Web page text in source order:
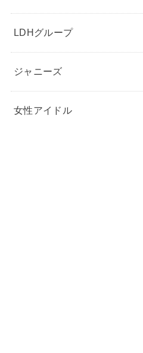
LDHグループ
ジャニーズ
女性アイドル